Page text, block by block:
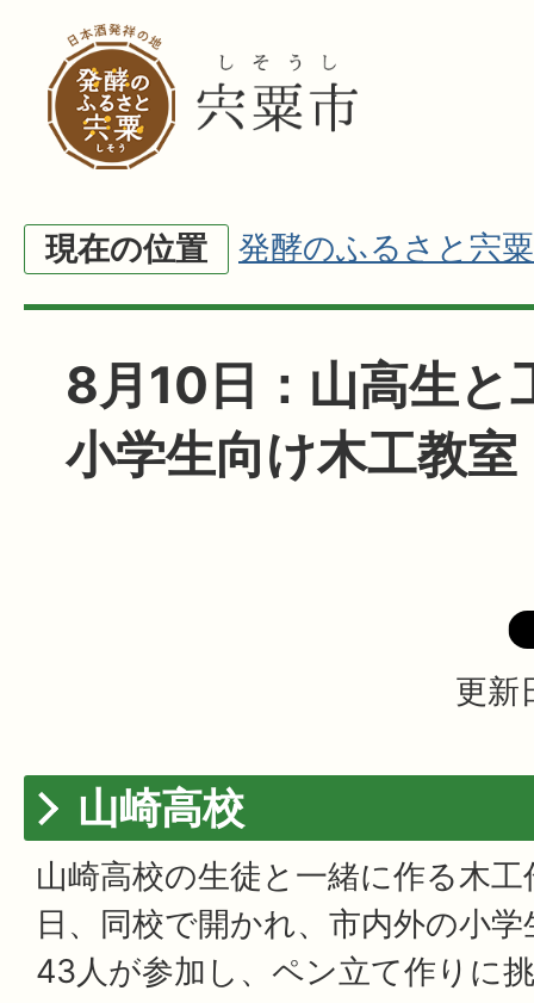
現在の位置 発酵のふるさと宍粟
8月10日：山高生と
小学生向け木工教室
更新
山崎高校
山崎高校の生徒と一緒に作る木
日、同校で開かれ、市内外の小
43人が参加し、ペン立て作りに